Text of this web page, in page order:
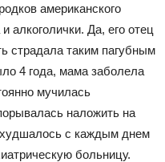
американского
алкоголички. Да, его отец
страдала таким пагубным
4 года, мама заболела
мучилась
наложить на
с каждым днем
больницу.